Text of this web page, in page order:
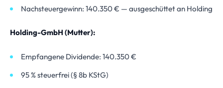
Nachsteuergewinn: 140.350 € — ausgeschüttet an Holding
Holding-GmbH (Mutter):
Empfangene Dividende: 140.350 €
95 % steuerfrei (§ 8b KStG)